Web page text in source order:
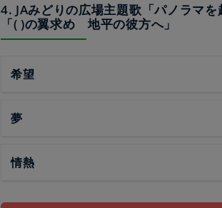
4. JAみどりの広場主題歌「パノラマ
「( )の翼求め 地平の彼方へ」
希望
夢
情熱